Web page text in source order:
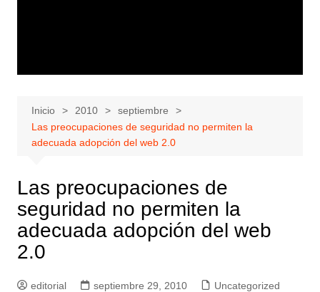
Inicio 2010
septiembre
Las preocupaciones de seguridad no permiten la
adecuada adopción del web 2.0
Las preocupaciones de
seguridad no permiten la
adecuada adopción del web
2.0
editorial septiembre 29, 2010 Uncategorized